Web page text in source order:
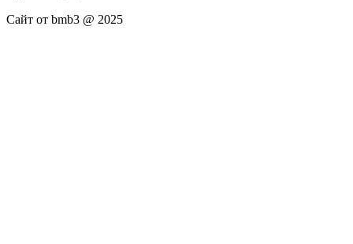
Сайт от bmb3 @ 2025